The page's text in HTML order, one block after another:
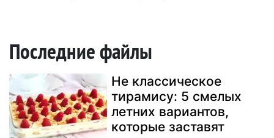
Последние файлы
Не классическое
тирамису: 5 смелых
летних вариантов,
которые заставят